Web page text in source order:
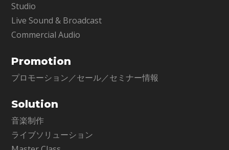
Studio
Live Sound & Broadcast
Commercial Audio
Promotion
プロモーション／セール／セミナー情報
Solution
音楽制作
ライブソリューション